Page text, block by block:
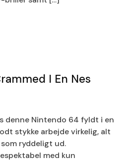
I En Nes
denne Nintendo 64 fyldt i en
stykke arbejde virkelig, alt
ryddeligt ud.
med kun